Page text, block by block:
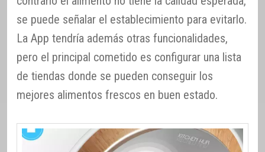
se puede señalar el establecimiento para evitarlo.
La App tendría además otras funcionalidades,
pero el principal cometido es configurar una lista
de tiendas donde se pueden conseguir los
mejores alimentos frescos en buen estado.